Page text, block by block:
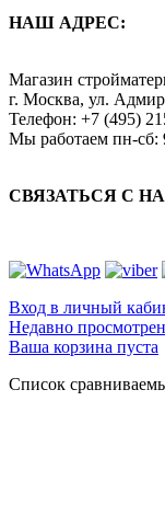
НАШ АДРЕС:
Магазин
г. Москва, ул.
Телефон: +7 (495)
Мы работаем пн-сб:
СВЯЗАТЬСЯ С
Вход в личный
Недавно
Ваша корзина пуста
Список